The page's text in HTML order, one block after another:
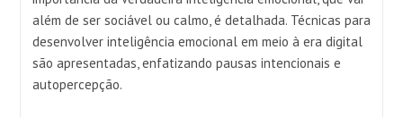
além de ser sociável ou calmo, é detalhada. Técnicas para
desenvolver inteligência emocional em meio à era digital
são apresentadas, enfatizando pausas intencionais e
autopercepção.